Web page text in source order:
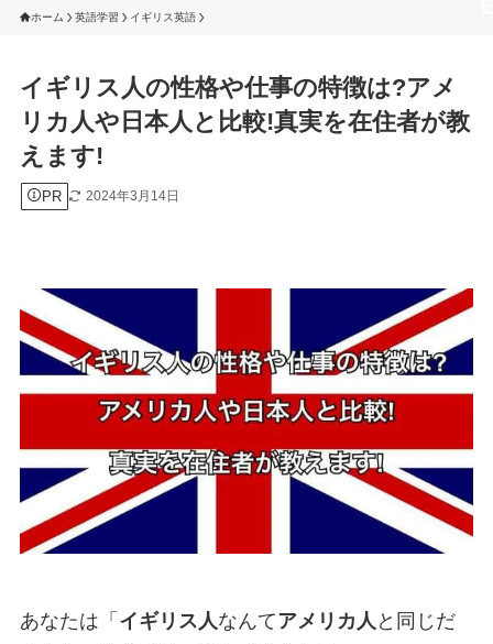
ホーム 英語学習 イギリス英語
イギリス人の性格や仕事の特徴は?アメ
リカ人や日本人と比較!真実を在住者が教
えます!
PR 2024年3月14日
あなたは「 イギリス人なんてアメリカ人 と同じだ